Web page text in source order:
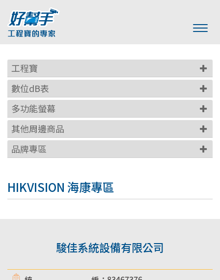
工程寶
數位dB表
多功能螢幕
其他周邊商品
品牌專區
HIKVISION 海康專區
駿佳系統設備有限公司